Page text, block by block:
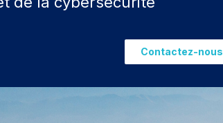
Contactez-nous